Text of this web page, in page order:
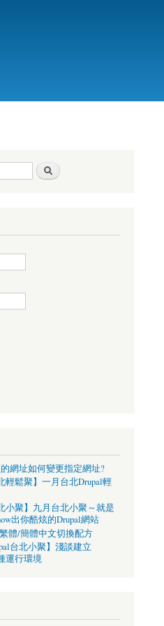
網址如何變更指定網址?
輕鬆聚】一月台北Drupal輕
小聚】九月台北小聚～就是
出你酷炫的Drupal網站
繁體/簡體中文切換配方
台北小聚】淺談建立
運行環境